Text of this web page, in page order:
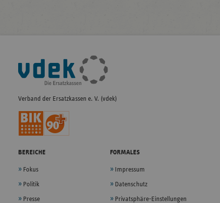
Fußleisten-
Navigation
Verband der Ersatzkassen e. V. (vdek)
BEREICHE
Fokus
Politik
Presse
FORMALES
Impressum
Datenschutz
Privatsphäre-Einstellungen